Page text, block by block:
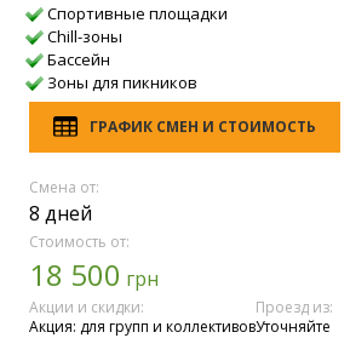
Спортивные площадки
Сhill-зоны
Бассейн
Зоны для пикников
ГРАФИК СМЕН И СТОИМОСТЬ
Смена от:
8 дней
Стоимость от:
18 500 грн
Акции и скидки:
Акция: для групп и коллективов
Проезд из:
Уточняйте